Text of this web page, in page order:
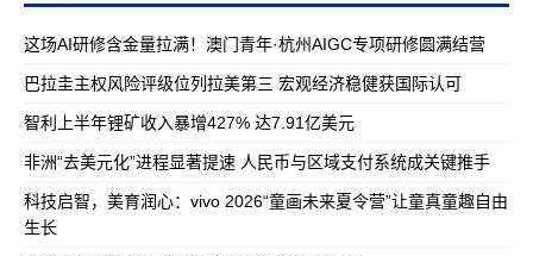
这场AI研修含金量拉满！澳门青年·杭州AIGC专项研修圆满结营
巴拉圭主权风险评级位列拉美第三 宏观经济稳健获国际认可
智利上半年锂矿收入暴增427% 达7.91亿美元
非洲“去美元化”进程显著提速 人民币与区域支付系统成关键推手
科技启智，美育润心：vivo 2026“童画未来夏令营”让童真童趣自由
生长